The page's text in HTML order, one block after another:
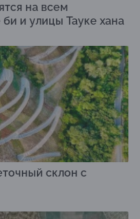
на всем
и улицы Тауке хана
склон с